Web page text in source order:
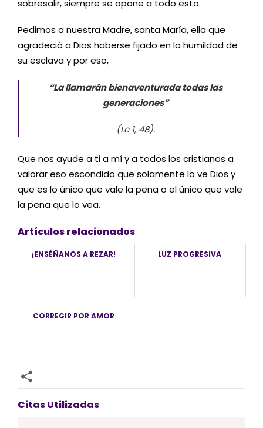
sobresalir, siempre se opone a todo esto.
Pedimos a nuestra Madre, santa María, ella que
agradeció a Dios haberse fijado en la humildad de
su esclava y por eso,
“La llamarán bienaventurada todas las
generaciones”
(Lc 1, 48).
Que nos ayude a ti a mí y a todos los cristianos a
valorar eso escondido que solamente lo ve Dios y
que es lo único que vale la pena o el único que vale
la pena que lo vea.
Artículos relacionados
¡ENSÉÑANOS A REZAR! LUZ PROGRESIVA
CORREGIR POR AMOR
Citas Utilizadas